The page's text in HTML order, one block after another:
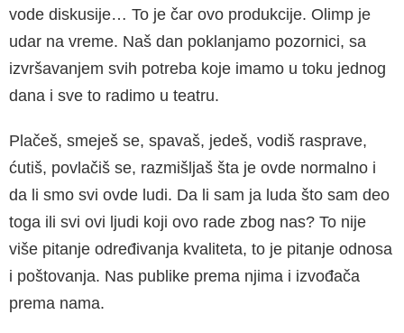
vode diskusije… To je čar ovo produkcije. Olimp je
udar na vreme. Naš dan poklanjamo pozornici, sa
izvršavanjem svih potreba koje imamo u toku jednog
dana i sve to radimo u te­atru.
Plačeš, smeješ se, spavaš, jedeš, vodiš rasprave,
ćutiš, povlačiš se, razmišljaš šta je ovde normal­no i
da li smo svi ovde ludi. Da li sam ja luda što sam deo
toga ili svi ovi ljudi koji ovo rade zbog nas? To nije
više pitanje određivanja kvaliteta, to je pitanje odnosa
i poštovanja. Nas publike pre­ma njima i izvođača
prema nama.